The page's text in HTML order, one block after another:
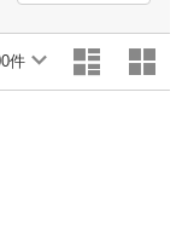
ンネル
件